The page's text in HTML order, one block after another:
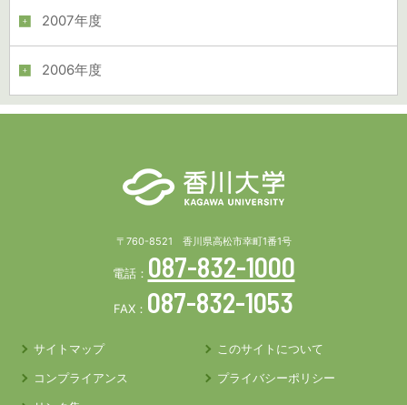
2007年度
2006年度
〒760-8521 香川県高松市幸町1番1号
電話： 087-832-1000
FAX： 087-832-1053
サイトマップ
このサイトについて
コンプライアンス
プライバシーポリシー